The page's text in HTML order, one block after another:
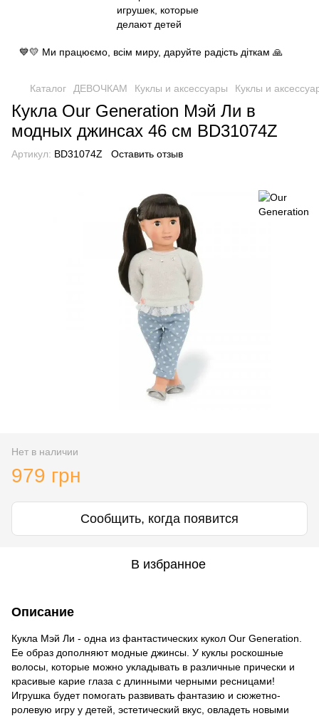
💙💛 Ми працюємо, всім миру, даруйте радість діткам 🙏
Каталог ДЕВОЧКАМ Куклы и аксессуары Куклы и
Кукла Our Generation Мэй Ли в
модных джинсах 46 см BD31074Z
Артикул: BD31074Z Оставить отзыв
Нет в наличии
979 грн
Сообщить, когда появится
В избранное
Описание
Кукла Мэй Ли - одна из фантастических кукол Our Generation.
Ее образ дополняют модные джинсы. У куклы роскошные
волосы, которые можно укладывать в различные прически и
красивые карие глаза с длинными черными ресницами!
Игрушка будет помогать развивать фантазию и сюжетно-
ролевую игру у детей, эстетический вкус, овладеть новыми